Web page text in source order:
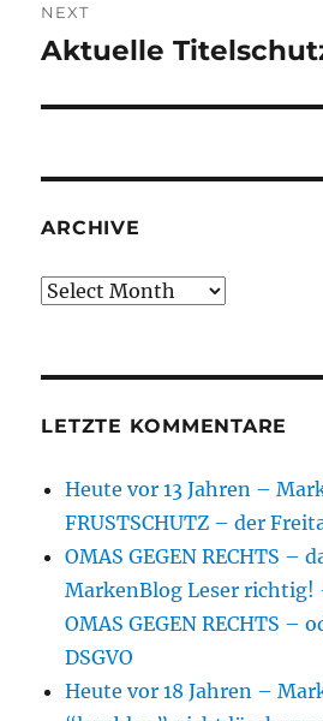
NEXT
Next
Aktuelle
ARCHIVE
Archive
LETZTE KOMMENTARE
Heute vor 13 Jahren –
FRUSTSCHUTZ – der
OMAS GEGEN RECHTS –
MarkenBlog Leser richtig!
OMAS GEGEN RECHTS –
DSGVO
Heute vor 18 Jahren –